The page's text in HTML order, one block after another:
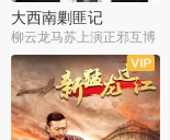
大西南剿匪记
柳云龙马苏上演正邪互博
全36集